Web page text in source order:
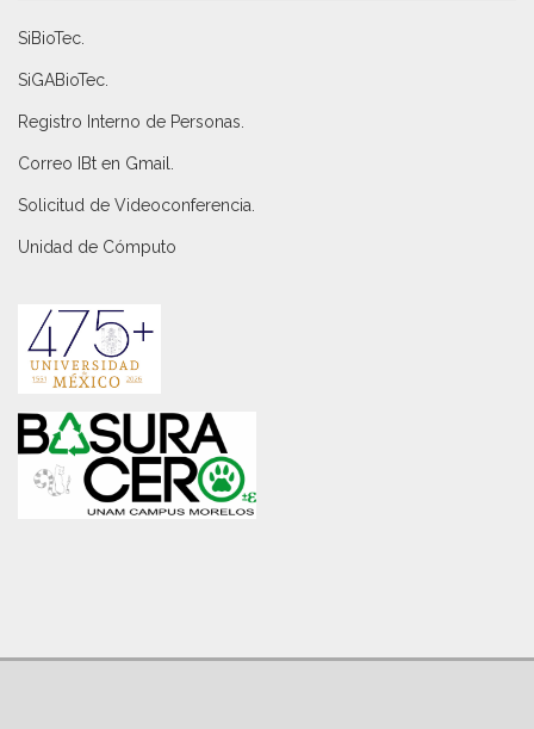
SiBioTec
SiGABioTec.
Registro Interno de Personas
Correo IBt en Gmail
Solicitud de Videoconferencia.
Unidad de Cómputo